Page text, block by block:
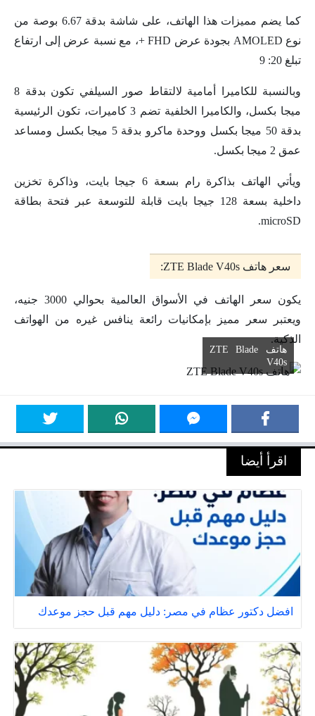
كما يضم مميزات هذا الهاتف، على شاشة بدقة 6.67 بوصة من
نوع AMOLED بجودة عرض FHD +، مع نسبة عرض إلى ارتفاع
تبلغ 20: 9
وبالنسبة للكاميرا أمامية لالتقاط صور السيلفي تكون بدقة 8
ميجا بكسل، والكاميرا الخلفية تضم 3 كاميرات، تكون الرئيسية
بدقة 50 ميجا بكسل ووحدة ماكرو بدقة 5 ميجا بكسل ومساعد
عمق 2 ميجا بكسل.
ويأتي الهاتف بذاكرة رام بسعة 6 جيجا بايت، وذاكرة تخزين
داخلية بسعة 128 جيجا بايت قابلة للتوسعة عبر فتحة بطاقة
microSD.
سعر هاتف ZTE Blade V40s:
يكون سعر الهاتف في الأسواق العالمية بحوالي 3000 جنيه،
ويعتبر سعر مميز بإمكانيات رائعة ينافس غيره من الهواتف
الذكية.
هاتف ZTE Blade
V40s
اقرأ أيضا
افضل دكتور عظام في مصر: دليل مهم قبل حجز موعدك